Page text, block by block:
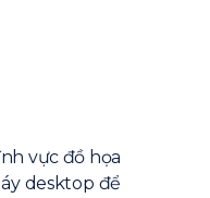
vực đồ họa
desktop để